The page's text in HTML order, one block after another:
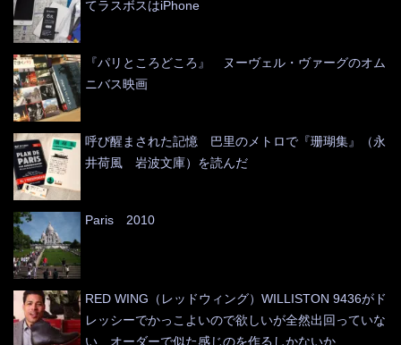
てラスボスはiPhone
『パリところどころ』 ヌーヴェル・ヴァーグのオム
ニバス映画
呼び醒まされた記憶 巴里のメトロで『珊瑚集』（永
井荷風 岩波文庫）を読んだ
Paris 2010
RED WING（レッドウィング）WILLISTON 9436がド
レッシーでかっこよいので欲しいが全然出回っていな
い オーダーで似た感じのを作るしかないか